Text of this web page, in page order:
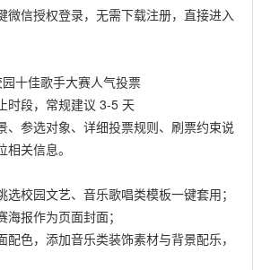
微信授权登录，无需下载注册，直接进入
十佳歌手大赛人气投票
时段，常规建议 3-5 天
、参选对象、详细投票规则、刷票约束说
关信息。
校园文艺、音乐歌唱类模板一键套用；
报作为页面封面；
色，添加音乐类装饰素材与背景配乐，